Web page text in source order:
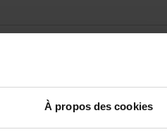
À propos des cookies